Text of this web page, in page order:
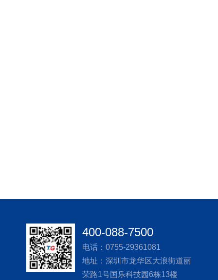
400-088-7500
电话：0755-29361081
地址：深圳市龙华区大浪街道丽
荣路1号国乐科技园6栋13楼